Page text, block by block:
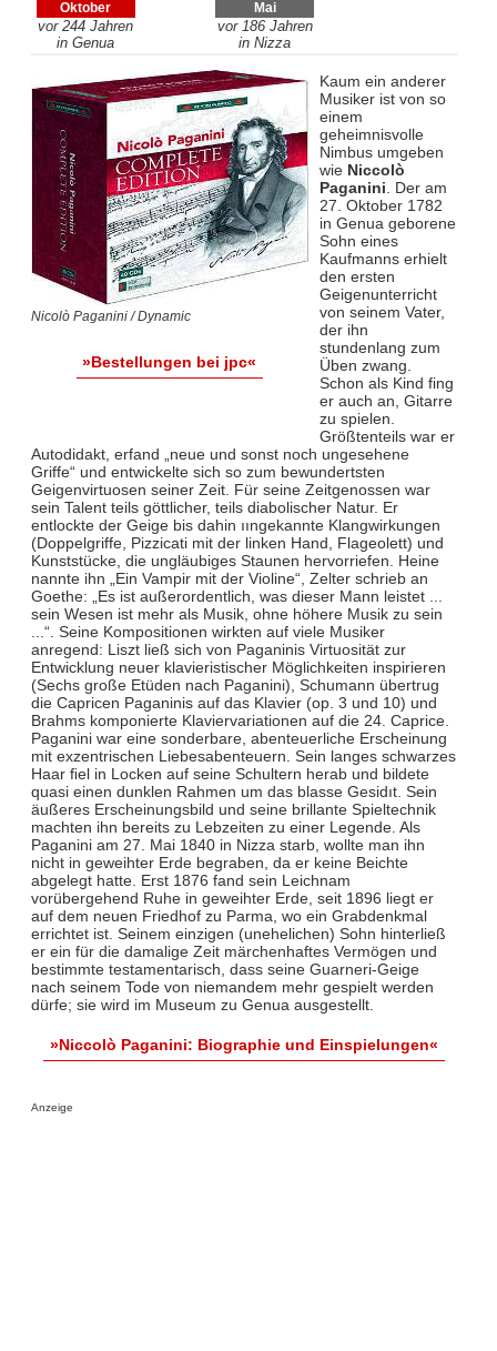
Oktober
vor 244 Jahren
in Genua
Mai
vor 186 Jahren
in Nizza
Nicolò Paganini / Dynamic
»Bestellungen bei jpc«
Kaum ein anderer
Musiker ist von so
einem
geheimnisvolle
Nimbus umgeben
wie Niccolò
Paganini . Der am
27. Oktober 1782
in Genua geborene
Sohn eines
Kaufmanns erhielt
den ersten
Geigenunterricht
von seinem Vater,
der ihn
stundenlang zum
Üben zwang.
Schon als Kind fing
er auch an, Gitarre
zu spielen.
Größtenteils war er
Autodidakt, erfand „neue und sonst noch ungesehene
Griffe“ und entwickelte sich so zum bewundertsten
Geigenvirtuosen seiner Zeit. Für seine Zeitgenossen war
sein Talent teils göttlicher, teils diabolischer Natur. Er
entlockte der Geige bis dahin ııngekannte Klangwirkungen
(Doppelgriffe, Pizzicati mit der linken Hand, Flageolett) und
Kunststücke, die ungläubiges Staunen hervorriefen. Heine
nannte ihn „Ein Vampir mit der Violine“, Zelter schrieb an
Goethe: „Es ist außerordentlich, was dieser Mann leistet ...
sein Wesen ist mehr als Musik, ohne höhere Musik zu sein
...“. Seine Kompositionen wirkten auf viele Musiker
anregend: Liszt ließ sich von Paganinis Virtuosität zur
Entwicklung neuer klavieristischer Möglichkeiten inspirieren
(Sechs große Etüden nach Paganini), Schumann übertrug
die Capricen Paganinis auf das Klavier (op. 3 und 10) und
Brahms komponierte Klaviervariationen auf die 24. Caprice.
Paganini war eine sonderbare, abenteuerliche Erscheinung
mit exzentrischen Liebesabenteuern. Sein langes schwarzes
Haar ﬁel in Locken auf seine Schultern herab und bildete
quasi einen dunklen Rahmen um das blasse Gesidıt. Sein
äußeres Erscheinungsbild und seine brillante Spieltechnik
machten ihn bereits zu Lebzeiten zu einer Legende. Als
Paganini am 27. Mai 1840 in Nizza starb, wollte man ihn
nicht in geweihter Erde begraben, da er keine Beichte
abgelegt hatte. Erst 1876 fand sein Leichnam
vorübergehend Ruhe in geweihter Erde, seit 1896 liegt er
auf dem neuen Friedhof zu Parma, wo ein Grabdenkmal
errichtet ist. Seinem einzigen (unehelichen) Sohn hinterließ
er ein für die damalige Zeit märchenhaftes Vermögen und
bestimmte testamentarisch, dass seine Guarneri-Geige
nach seinem Tode von niemandem mehr gespielt werden
dürfe; sie wird im Museum zu Genua ausgestellt.
»Niccolò Paganini: Biographie und Einspielungen«
Anzeige